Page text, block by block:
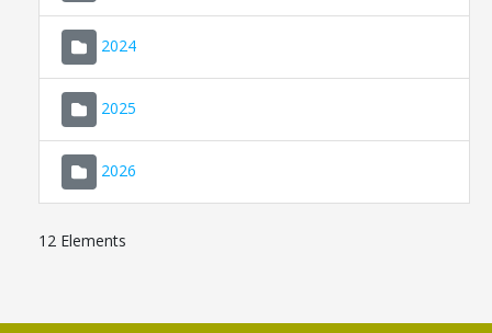
2024
2025
2026
12 Elements